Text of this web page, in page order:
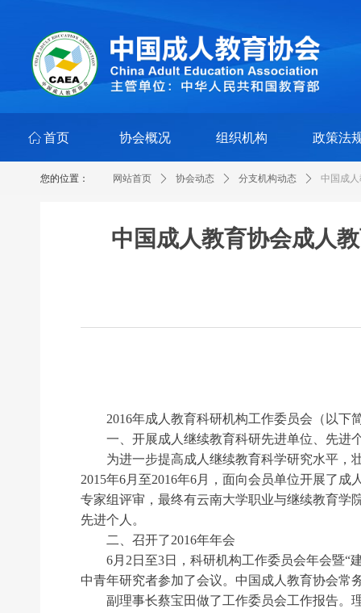
ꀇ 首页 协会概况 组织机构 政策法
网站首页 ꄲ 协会动态 ꄲ 分支机构动态 ꄲ 中国成
您的位置：
中国成人教育协会成人
2016年成人教育科研机构工作委员会（以下
一、开展成人继续教育科研先进单位、先进
为进一步提高成人继续教育科学研究水平，壮
2015年6月至2016年6月，面向会员单位开展了
专家组评审，最终有云南大学职业与继续教育学
先进个人。
二、召开了2016年年会
6月2日至3日，科研机构工作委员会年会暨“建
中青年研究者参加了会议。中国成人教育协会常
副理事长蔡宝田做了工作委员会工作报告。理